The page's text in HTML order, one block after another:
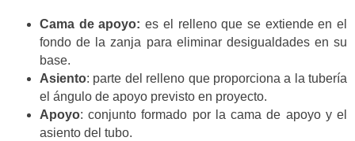
Cama de apoyo: es el relleno que se extiende en el
fondo de la zanja para eliminar desigualdades en su
base.
Asiento: parte del relleno que proporciona a la tubería
el ángulo de apoyo previsto en proyecto.
Apoyo: conjunto formado por la cama de apoyo y el
asiento del tubo.